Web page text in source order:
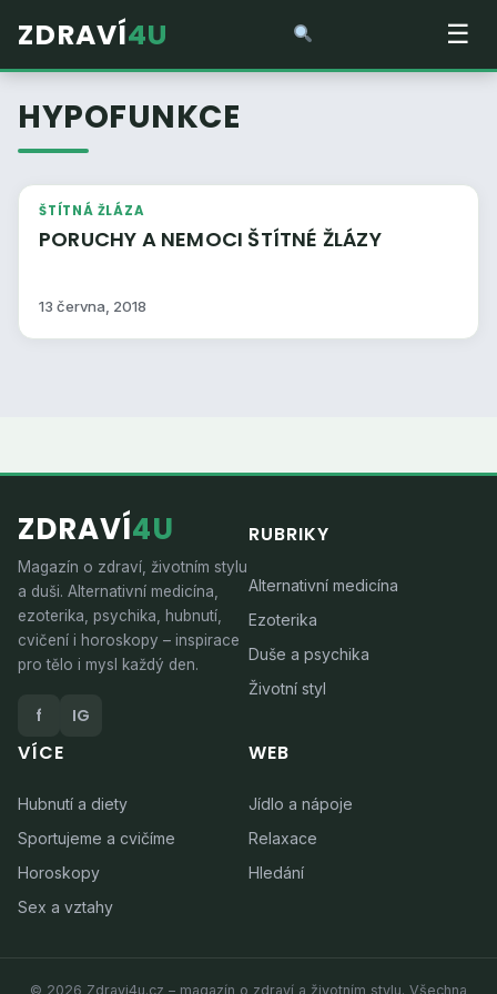
ZDRAVÍ4U ☰
HYPOFUNKCE
ŠTÍTNÁ ŽLÁZA
PORUCHY A NEMOCI ŠTÍTNÉ ŽLÁZY
13 června, 2018
ZDRAVÍ4U
Magazín o zdraví, životním stylu
a duši. Alternativní medicína,
ezoterika, psychika, hubnutí,
cvičení i horoskopy – inspirace
pro tělo i mysl každý den.
f IG
RUBRIKY
Alternativní medicína
Ezoterika
Duše a psychika
Životní styl
VÍCE
Hubnutí a diety
Sportujeme a cvičíme
Horoskopy
Sex a vztahy
WEB
Jídlo a nápoje
Relaxace
Hledání
© 2026 Zdravi4u.cz – magazín o zdraví a životním stylu. Všechna